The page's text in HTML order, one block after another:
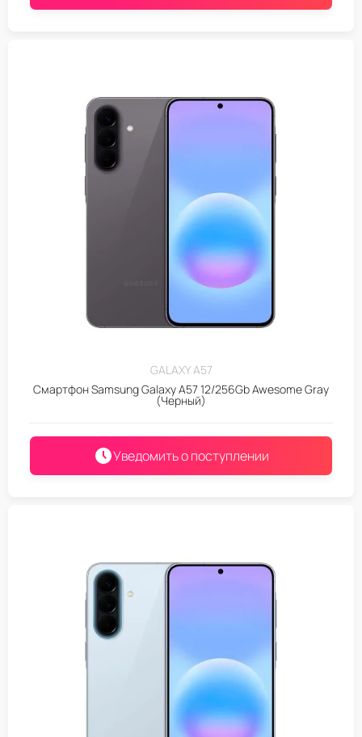
GALAXY A57
Смартфон Samsung Galaxy A57 12/256Gb Awesome Gray
(Черный)
Уведомить о поступлении